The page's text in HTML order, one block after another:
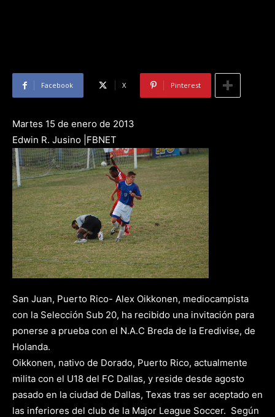
Facebook X Pinterest
Martes 15 de enero de 2013
Edwin R. Jusino |FBNET
San Juan, Puerto Rico- Alex Oikkonen, mediocampista
con la Selección Sub 20, ha recibido una invitación para
ponerse a prueba con el N.A.C Breda de la Eredivise, de
Holanda.
Oikkonen, nativo de Dorado, Puerto Rico, actualmente
milita con el U18 del FC Dallas, y reside desde agosto
pasado en la ciudad de Dallas, Texas tras ser aceptado en
las inferiores del club de la Major League Soccer. Según